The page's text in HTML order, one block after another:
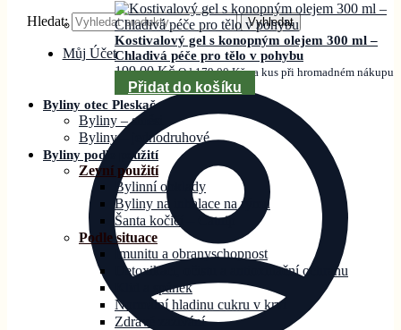
Hledat: Vyhledat
Můj Účet
Kostivalový gel s konopným olejem 300 ml –
Chladivá péče pro tělo v pohybu
199,00Kč Od179,00Kčza kus při hromadném nákupu
Přidat do košíku
Byliny otec Pleskač
Byliny – směsi
Byliny – jednodruhové
Byliny podle použití
Zevní použití
Bylinní obklady
Byliny na inhalace na rýmu
Šanta kočičí – Catnip
Podle situace
Imunitu a obranyschopnost
Detoxikaci, očistu a antioxidační ochranu
Klid a spánek
Normální hladinu cukru v krvi
Zdravé zažívání